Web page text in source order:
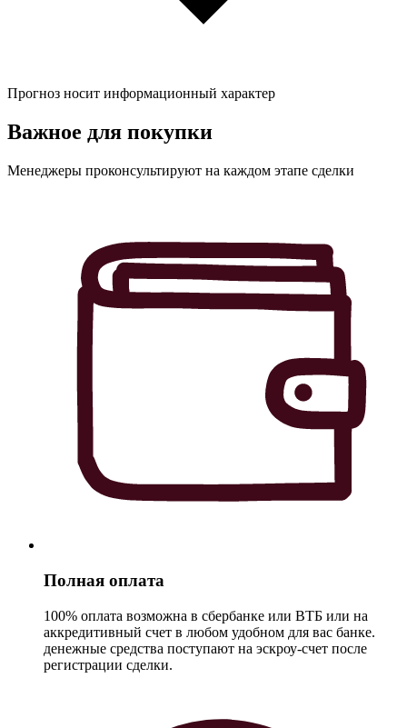
Прогноз носит информационный характер
Важное для покупки
Менеджеры проконсультируют на каждом этапе сделки
Полная оплата
100% оплата возможна в сбербанке или ВТБ или на
аккредитивный счет в любом удобном для вас банке.
денежные средства поступают на эскроу-счет после
регистрации сделки.